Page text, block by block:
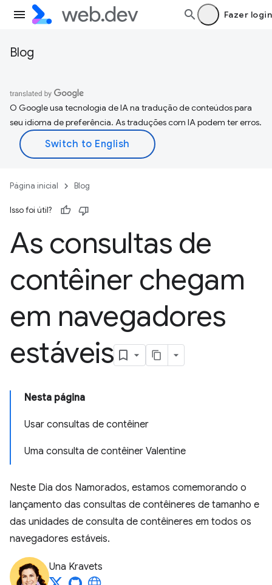
Fazer login
Blog
O Google usa tecnologia de IA na tradução de conteúdos para
seu idioma de preferência. As traduções com IA podem ter erros.
Página inicial Blog
Isso foi útil?
As consultas de
contêiner chegam
em navegadores
estáveis
Nesta página
Usar consultas de contêiner
Uma consulta de contêiner Valentine
Neste Dia dos Namorados, estamos comemorando o
lançamento das consultas de contêineres de tamanho e
das unidades de consulta de contêineres em todos os
navegadores estáveis.
Una Kravets